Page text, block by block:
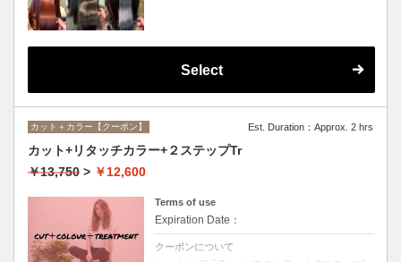
Select
カット＋カラー【クーポン】 Est. Duration：Approx. 2 hrs
カット+リタッチカラー+２ステップTr
￥13,750 > ￥12,600
Terms of use
Expiration Date：
クーポンについて